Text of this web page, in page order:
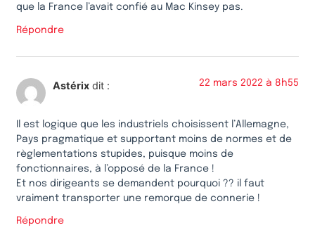
que la France l’avait confié au Mac Kinsey pas.
Répondre
Astérix dit : 22 mars 2022 à 8h55
Il est logique que les industriels choisissent l’Allemagne,
Pays pragmatique et supportant moins de normes et de
règlementations stupides, puisque moins de
fonctionnaires, à l’opposé de la France !
Et nos dirigeants se demandent pourquoi ?? il faut
vraiment transporter une remorque de connerie !
Répondre